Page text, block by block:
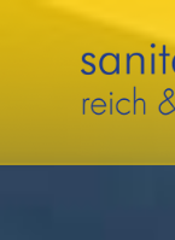
Zum Inhalt springen